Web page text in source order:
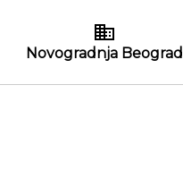
Novogradnja Beograd